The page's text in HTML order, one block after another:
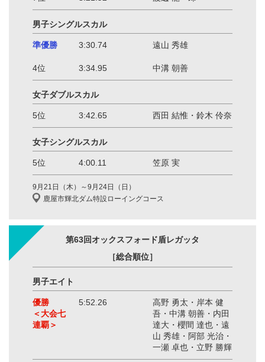
男子シングルスカル
準優勝 3:30.74 遠山 秀雄
4位 3:34.95 中溝 朝善
女子ダブルスカル
5位 3:42.65 西田 結惟・鈴木 伶奈
女子シングルスカル
5位 4:00.11 笠原 実
9月21日（木）～9月24日（日）
鹿屋市輝北ダム特設ローイングコース
第63回オックスフォード盾レガッタ
［総合順位］
男子エイト
優勝
＜大会七
連覇＞
5:52.26
高野 勇太・岸本 健
吾・中溝 朝善・内田
達大・櫻間 達也・遠
山 秀雄・阿部 光治・
一瀬 卓也・立野 勝輝